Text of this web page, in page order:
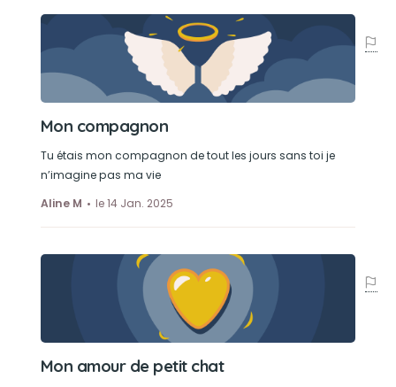
Mon compagnon
Tu étais mon compagnon de tout les jours sans toi je
n’imagine pas ma vie
Aline M
le 14 Jan. 2025
Mon amour de petit chat